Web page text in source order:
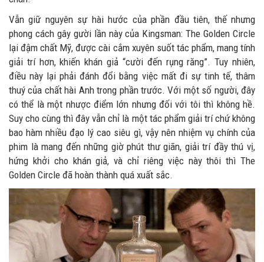
Vẫn giữ nguyên sự hài hước của phần đầu tiên, thế nhưng
phong cách gây gười lần này của Kingsman: The Golden Circle
lại đậm chất Mỹ, được cài cắm xuyên suốt tác phẩm, mang tính
giải trí hơn, khiến khán giả “cười đến rụng răng”. Tuy nhiên,
điều này lại phải đánh đổi bằng việc mất đi sự tinh tế, thâm
thuý của chất hài Anh trong phần trước. Với một số người, đây
có thể là một nhược điểm lớn nhưng đối với tôi thì không hề.
Suy cho cùng thì đây vẫn chỉ là một tác phẩm giải trí chứ không
bao hàm nhiều đạo lý cao siêu gì, vậy nên nhiệm vụ chính của
phim là mang đến những giờ phút thư giãn, giải trí đầy thú vị,
hứng khởi cho khán giả, và chỉ riêng việc này thôi thì The
Golden Circle đã hoàn thành quá xuất sắc.